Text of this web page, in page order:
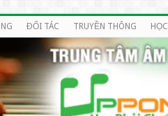
ĐỐI TÁC TRUYỀN THÔNG